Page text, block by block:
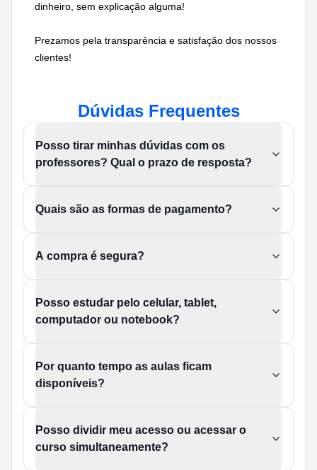
dinheiro, sem explicação alguma!
Prezamos pela transparência e satisfação dos nossos
clientes!
Dúvidas Frequentes
Posso tirar minhas dúvidas com os
professores? Qual o prazo de resposta?
Quais são as formas de pagamento?
A compra é segura?
Posso estudar pelo celular, tablet,
computador ou notebook?
Por quanto tempo as aulas ficam
disponíveis?
Posso dividir meu acesso ou acessar o
curso simultaneamente?